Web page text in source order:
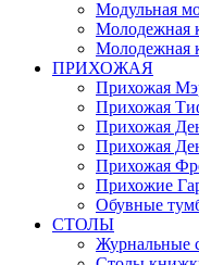
Модульная
Молодежная
Молодежная
ПРИХОЖАЯ
Прихожая
Прихожая
Прихожая
Прихожая
Прихожая
Прихожие
Обувные
СТОЛЫ
Журнальные